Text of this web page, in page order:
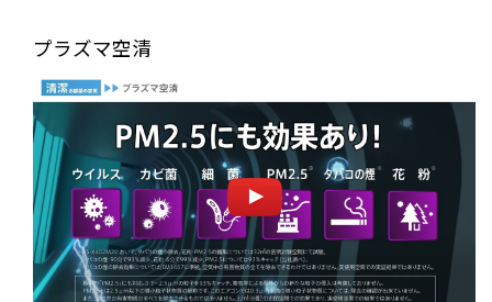
プラズマ空清